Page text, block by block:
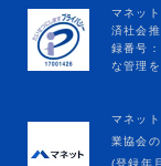
マネッ
業協会
(登録年